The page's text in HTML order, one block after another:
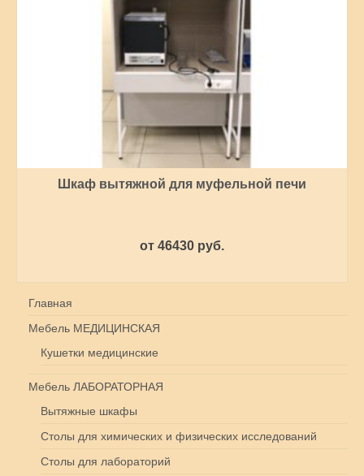
Шкаф вытяжной для муфельной печи
от 46430 руб.
Главная
Мебель МЕДИЦИНСКАЯ
Кушетки медицинские
Мебель ЛАБОРАТОРНАЯ
Вытяжные шкафы
Столы для химических и физических исследований
Столы для лабораторий